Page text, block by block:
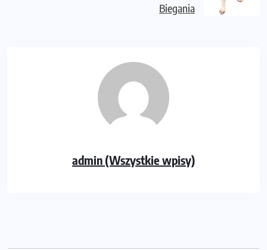
Biegania
admin (Wszystkie wpisy)